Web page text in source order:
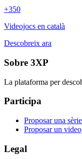
+350
Videojocs en català
Descobreix ara
Sobre 3XP
La plataforma per
Participa
Proposar una sèrie
Proposar un
Legal